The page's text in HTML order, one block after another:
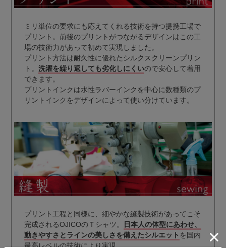
ミリ単位の要求にも応えてくれる技術を持つ提携工場で
プリント。前後のプリントがつながるデザインはこの工
場の技術力があって初めて実現しました。
プリント方法は耐久性に優れたシルクスクリーンプリン
ト。 洗濯を繰り返しても劣化しにくいので安心して着用
できます。
プリントインクは水性ラバーインクを中心に数種類のプ
リントインクをデザインによって使い分けています。
プリント工程と同様に、細やかな縫製技術があってこそ
完成されるOJICOのＴシャツ。
日本人の体型にあわせ、
動きやすさとラインの美しさを備えたシルエット を国内
最高レベルの技術により実現。